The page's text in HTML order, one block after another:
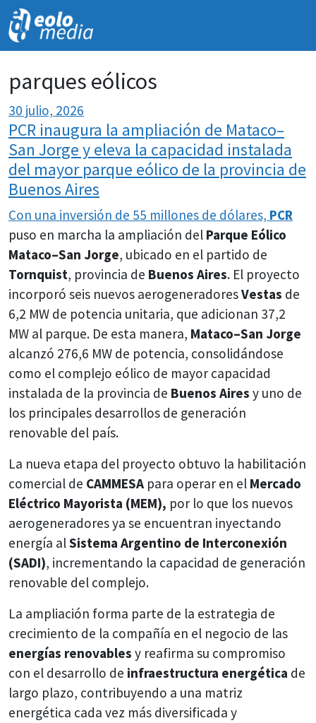
parques eólicos
30 julio, 2026
PCR inaugura la ampliación de Mataco–
San Jorge y eleva la capacidad instalada
del mayor parque eólico de la provincia de
Buenos Aires
Con una inversión de 55 millones de dólares, PCR
puso en marcha la ampliación del Parque Eólico
Mataco–San Jorge, ubicado en el partido de
Tornquist, provincia de Buenos Aires. El proyecto
incorporó seis nuevos aerogeneradoresVestas de
6,2 MW de potencia unitaria, que adicionan 37,2
MW al parque. De esta manera, Mataco–San Jorge
alcanzó 276,6 MW de potencia, consolidándose
como el complejo eólico de mayor capacidad
instalada de la provincia de Buenos Aires y uno de
los principales desarrollos de generación
renovable del país.
La nueva etapa del proyecto obtuvo la habilitación
comercial de CAMMESA para operar en el Mercado
Eléctrico Mayorista (MEM), por lo que los nuevos
aerogeneradores ya se encuentran inyectando
energía alSistema Argentino de Interconexión
(SADI), incrementando la capacidad de generación
renovable del complejo.
La ampliación forma parte de la estrategia de
crecimiento de la compañía en el negocio de las
energías renovables y reafirma su compromiso
con el desarrollo de infraestructura energética de
largo plazo, contribuyendo a una matriz
energética cada vez más diversificada y